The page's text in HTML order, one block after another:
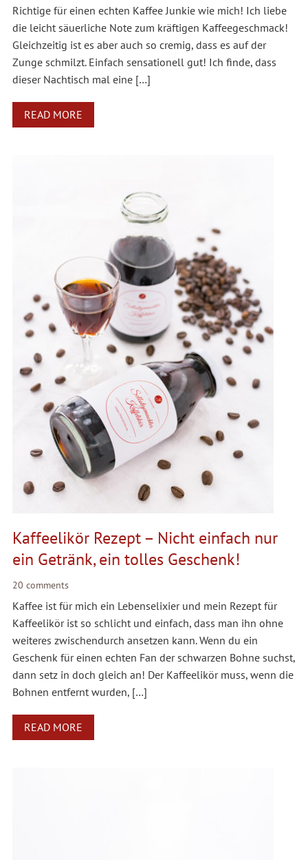
Richtige für einen echten Kaffee Junkie wie mich! Ich liebe
die leicht säuerliche Note zum kräftigen Kaffeegeschmack!
Gleichzeitig ist es aber auch so cremig, dass es auf der
Zunge schmilzt. Einfach sensationell gut! Ich finde, dass
dieser Nachtisch mal eine […]
READ MORE
Kaffeelikör Rezept – Nicht einfach nur
ein Getränk, ein tolles Geschenk!
20 comments
Kaffee ist für mich ein Lebenselixier und mein Rezept für
Kaffeelikör ist so schlicht und einfach, dass man ihn ohne
weiteres zwischendurch ansetzen kann. Wenn du ein
Geschenk für einen echten Fan der schwarzen Bohne suchst,
dann setz in doch gleich an! Der Kaffeelikör muss, wenn die
Bohnen entfernt wurden, […]
READ MORE